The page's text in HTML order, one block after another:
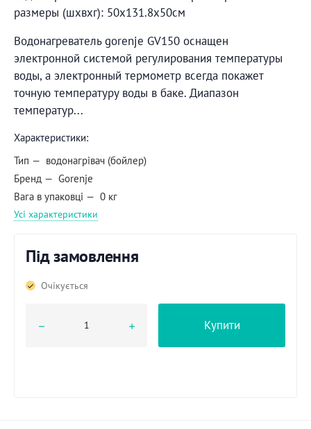
размеры (шхвхг): 50х131.8х50см
Водонагреватель gorenje GV150 оснащен
электронной системой регулирования температуры
воды, а электронный термометр всегда покажет
точную температуру воды в баке. Диапазон
температур...
Характеристики:
Тип
водонагрівач (бойлер)
Бренд
Gorenje
Вага в упаковці
0 кг
Усі характеристики
Під замовлення
Очікується
Купити